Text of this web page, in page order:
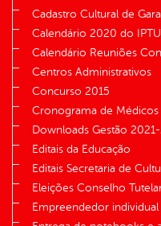
Cadastro Cultural de
Calendário 2020 do IPTU
Calendário Reuniões
Centros Administrativos
Concurso 2015
Cronograma de Médicos
Downloads Gestão
Editais da Educação
Editais Secretaria de
Eleições Conselho
Empreendedor individual